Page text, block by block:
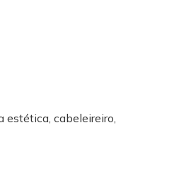
cabeleireiro,